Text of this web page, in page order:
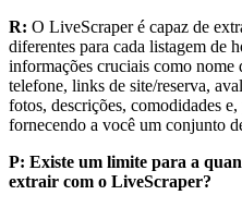
R: O LiveScraper é capaz de
diferentes para cada listagem de
informações cruciais como nome
telefone, links de site/reserva,
fotos, descrições, comodidades
fornecendo a você um conjunto
P: Existe um limite para a
extrair com o LiveScraper?